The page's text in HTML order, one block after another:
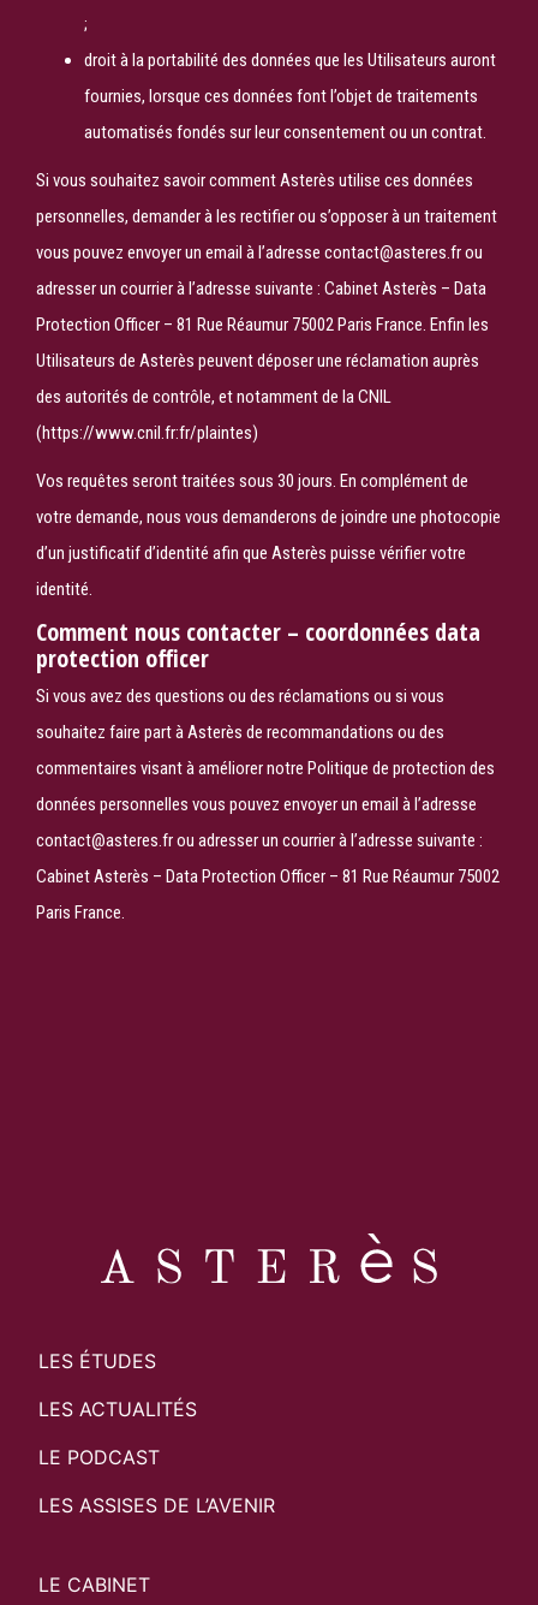
;
droit à la portabilité des données que les Utilisateurs auront
fournies, lorsque ces données font l’objet de traitements
automatisés fondés sur leur consentement ou un contrat.
Si vous souhaitez savoir comment Asterès utilise ces données
personnelles, demander à les rectifier ou s’opposer à un traitement
vous pouvez envoyer un email à l’adresse contact@asteres.fr ou
adresser un courrier à l’adresse suivante : Cabinet Asterès – Data
Protection Officer – 81 Rue Réaumur 75002 Paris France. Enfin les
Utilisateurs de Asterès peuvent déposer une réclamation auprès
des autorités de contrôle, et notamment de la CNIL
(https://www.cnil.fr:fr/plaintes)
Vos requêtes seront traitées sous 30 jours. En complément de
votre demande, nous vous demanderons de joindre une photocopie
d’un justificatif d’identité afin que Asterès puisse vérifier votre
identité.
Comment nous contacter – coordonnées data
protection officer
Si vous avez des questions ou des réclamations ou si vous
souhaitez faire part à Asterès de recommandations ou des
commentaires visant à améliorer notre Politique de protection des
données personnelles vous pouvez envoyer un email à l’adresse
contact@asteres.fr ou adresser un courrier à l’adresse suivante :
Cabinet Asterès – Data Protection Officer – 81 Rue Réaumur 75002
Paris France.
LES ÉTUDES
LES ACTUALITÉS
LE PODCAST
LES ASSISES DE L’AVENIR
LE CABINET